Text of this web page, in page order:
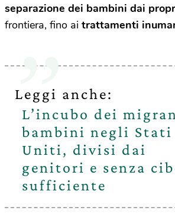
separazione dei bambini dai
frontiera, fino ai trattamenti
Leggi anche:
L’incubo dei
bambini negli Stati
Uniti, divisi dai
genitori e senza
sufficiente